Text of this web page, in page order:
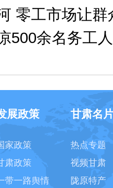
零工市场让群
500余名务工
展政策
家政策
肃政策
带一路舆情
甘肃名
热点专题
视频甘肃
陇原特产